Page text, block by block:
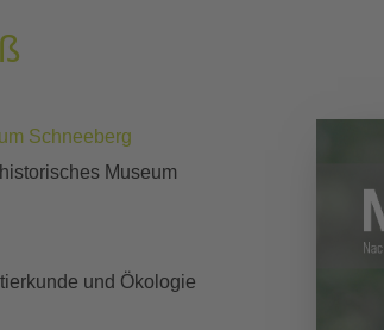
Schneeberg
Museum
und Ökologie